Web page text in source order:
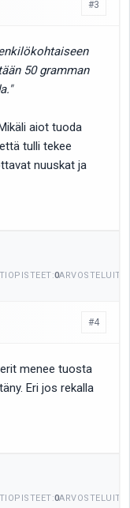
#3
50 gramman
aiot tuoda
tulli tekee
nuuskat ja
0ARVOSTELUITA:
#4
menee tuosta
Eri jos rekalla
0ARVOSTELUITA: